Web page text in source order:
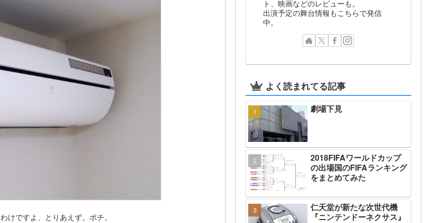
けですよ、とりあえず。ポチ。
ト、映画などのレビューも。
出演予定の舞台情報もこちらで発信
中。
よく読まれてる記事
劇場下見
2018FIFAワールドカップ
の出場国のFIFAランキング
をまとめてみた
仁天堂が新たな次世代機
『ニンテンドーネクサス』